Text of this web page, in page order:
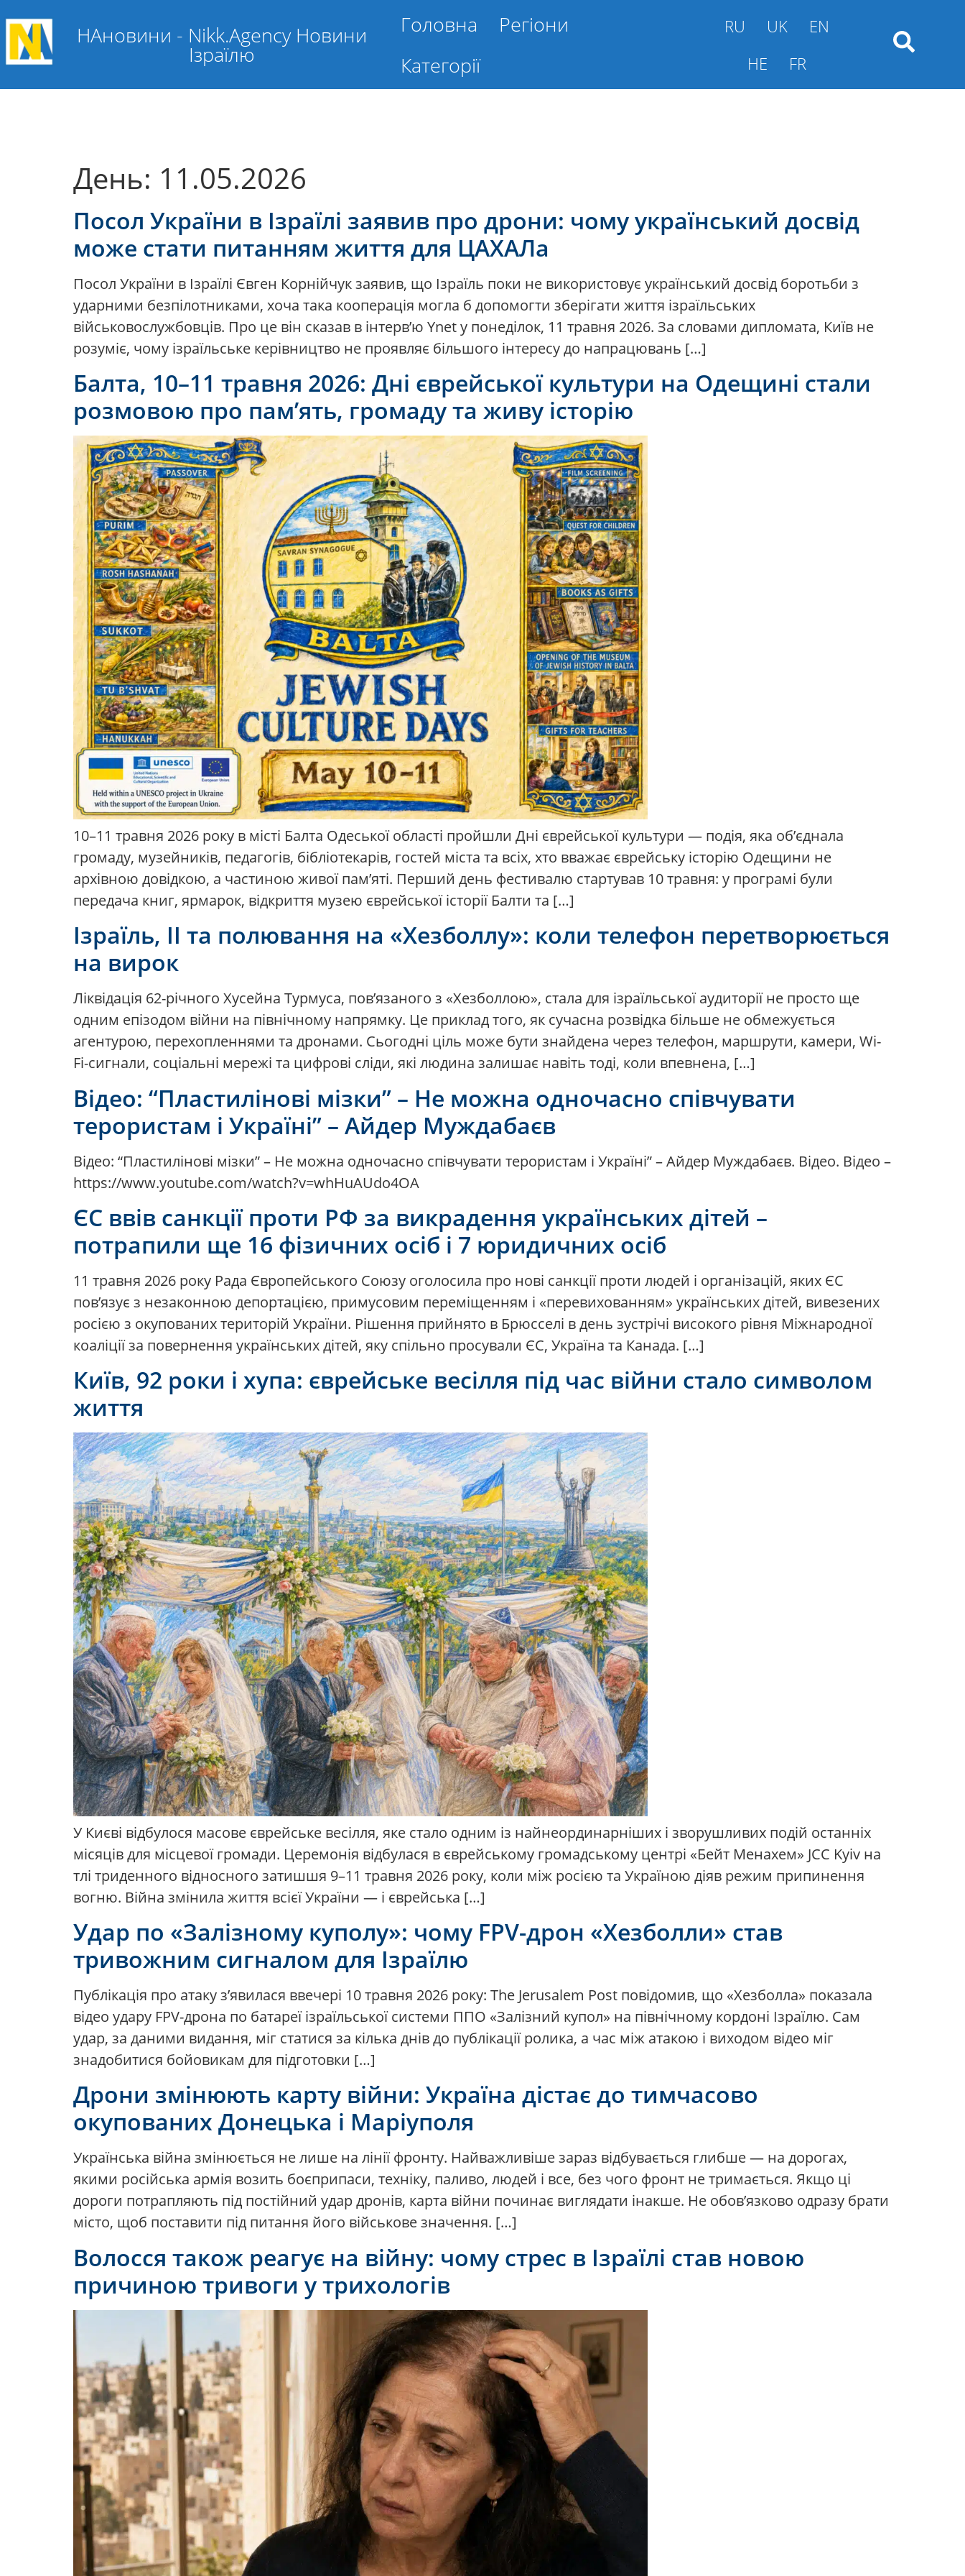
НАновини - Nikk.Agency Новини
Ізраїлю
Головна
Регіони
Категорії
RU UK
EN
HE
FR
День: 11.05.2026
Посол України в Ізраїлі заявив про дрони: чому український досвід
може стати питанням життя для ЦАХАЛа
Посол України в Ізраїлі Євген Корнійчук заявив, що Ізраїль поки не використовує український досвід боротьби з
ударними безпілотниками, хоча така кооперація могла б допомогти зберігати життя ізраїльських
військовослужбовців. Про це він сказав в інтерв’ю Ynet у понеділок, 11 травня 2026. За словами дипломата, Київ не
розуміє, чому ізраїльське керівництво не проявляє більшого інтересу до напрацювань […]
Балта, 10–11 травня 2026: Дні єврейської культури на Одещині стали
розмовою про пам’ять, громаду та живу історію
10–11 травня 2026 року в місті Балта Одеської області пройшли Дні єврейської культури — подія, яка об’єднала
громаду, музейників, педагогів, бібліотекарів, гостей міста та всіх, хто вважає єврейську історію Одещини не
архівною довідкою, а частиною живої пам’яті. Перший день фестивалю стартував 10 травня: у програмі були
передача книг, ярмарок, відкриття музею єврейської історії Балти та […]
Ізраїль, ІІ та полювання на «Хезболлу»: коли телефон перетворюється
на вирок
Ліквідація 62-річного Хусейна Турмуса, пов’язаного з «Хезболлою», стала для ізраїльської аудиторії не просто ще
одним епізодом війни на північному напрямку. Це приклад того, як сучасна розвідка більше не обмежується
агентурою, перехопленнями та дронами. Сьогодні ціль може бути знайдена через телефон, маршрути, камери, Wi-
Fi-сигнали, соціальні мережі та цифрові сліди, які людина залишає навіть тоді, коли впевнена, […]
Відео: “Пластилінові мізки” – Не можна одночасно співчувати
терористам і Україні” – Айдер Муждабаєв
Відео: “Пластилінові мізки” – Не можна одночасно співчувати терористам і Україні” – Айдер Муждабаєв. Відео. Відео –
https://www.youtube.com/watch?v=whHuAUdo4OA
ЄС ввів санкції проти РФ за викрадення українських дітей –
потрапили ще 16 фізичних осіб і 7 юридичних осіб
11 травня 2026 року Рада Європейського Союзу оголосила про нові санкції проти людей і організацій, яких ЄС
пов’язує з незаконною депортацією, примусовим переміщенням і «перевихованням» українських дітей, вивезених
росією з окупованих територій України. Рішення прийнято в Брюсселі в день зустрічі високого рівня Міжнародної
коаліції за повернення українських дітей, яку спільно просували ЄС, Україна та Канада. […]
Київ, 92 роки і хупа: єврейське весілля під час війни стало символом
життя
У Києві відбулося масове єврейське весілля, яке стало одним із найнеординарніших і зворушливих подій останніх
місяців для місцевої громади. Церемонія відбулася в єврейському громадському центрі «Бейт Менахем» JCC Kyiv на
тлі триденного відносного затишшя 9–11 травня 2026 року, коли між росією та Україною діяв режим припинення
вогню. Війна змінила життя всієї України — і єврейська […]
Удар по «Залізному куполу»: чому FPV-дрон «Хезболли» став
тривожним сигналом для Ізраїлю
Публікація про атаку з’явилася ввечері 10 травня 2026 року: The Jerusalem Post повідомив, що «Хезболла» показала
відео удару FPV-дрона по батареї ізраїльської системи ППО «Залізний купол» на північному кордоні Ізраїлю. Сам
удар, за даними видання, міг статися за кілька днів до публікації ролика, а час між атакою і виходом відео міг
знадобитися бойовикам для підготовки […]
Дрони змінюють карту війни: Україна дістає до тимчасово
окупованих Донецька і Маріуполя
Українська війна змінюється не лише на лінії фронту. Найважливіше зараз відбувається глибше — на дорогах,
якими російська армія возить боєприпаси, техніку, паливо, людей і все, без чого фронт не тримається. Якщо ці
дороги потрапляють під постійний удар дронів, карта війни починає виглядати інакше. Не обов’язково одразу брати
місто, щоб поставити під питання його військове значення. […]
Волосся також реагує на війну: чому стрес в Ізраїлі став новою
причиною тривоги у трихологів